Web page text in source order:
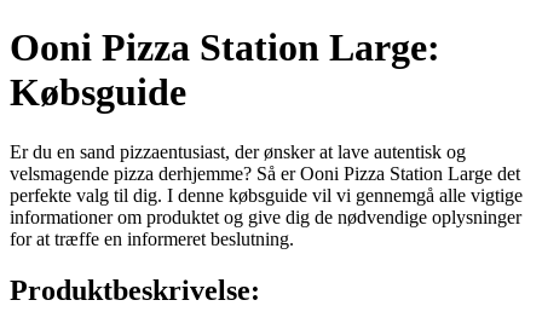
Ooni Pizza Station Large:
Købsguide
Er du en sand pizzaentusiast, der ønsker at lave autentisk og
velsmagende pizza derhjemme? Så er Ooni Pizza Station Large det
perfekte valg til dig. I denne købsguide vil vi gennemgå alle vigtige
informationer om produktet og give dig de nødvendige oplysninger
for at træffe en informeret beslutning.
Produktbeskrivelse: